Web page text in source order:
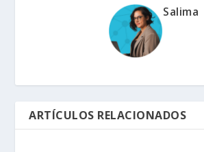
Salima
ARTÍCULOS RELACIONADOS